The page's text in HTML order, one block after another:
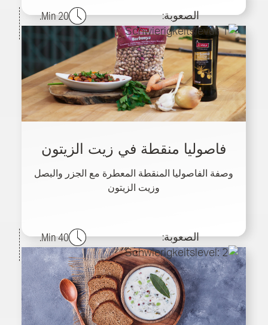
الصعوبة: 20 Min.
فاصوليا منقطة في زيت الزيتون
وصفة الفاصوليا المنقطة المعطرة مع الجزر والبصل
وزيت الزيتون
الصعوبة: 40 Min.